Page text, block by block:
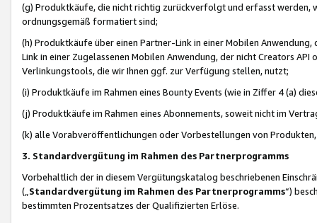
(g) Produktkäufe, die nicht richtig zurückverfolgt und erfasst werden,
ordnungsgemäß formatiert sind;
(h) Produktkäufe über einen Partner-Link in einer Mobilen
Link in einer Zugelassenen Mobilen Anwendung, der nicht Creators
Verlinkungstools, die wir Ihnen ggf. zur Verfügung stellen, nutzt;
(i) Produktkäufe im Rahmen eines Bounty Events (wie in Ziffer 4 (a)
(j) Produktkäufe im Rahmen eines Abonnements, soweit nicht im
(k) alle Vorabveröffentlichungen oder Vorbestellungen von
3. Standardvergütung im Rahmen des Partnerprogramms
Vorbehaltlich der in diesem Vergütungskatalog beschriebenen
(„ Standardvergütung im Rahmen des Partnerprogramms“)
bestimmten Prozentsatzes der Qualifizierten Erlöse.